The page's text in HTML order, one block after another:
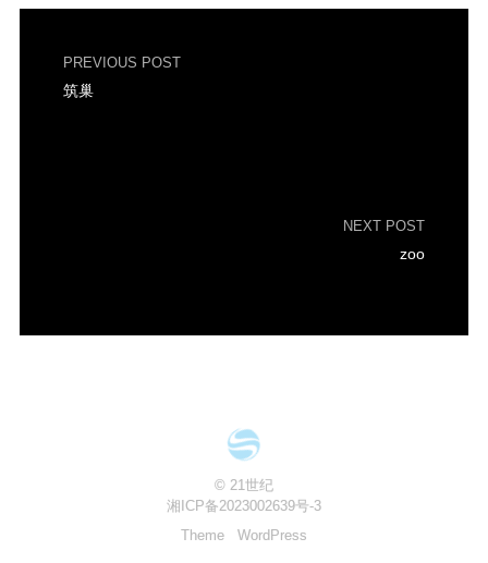
PREVIOUS POST
筑巢
NEXT POST
zoo
© 21世纪
湘ICP备2023002639号-3
Theme
WordPress